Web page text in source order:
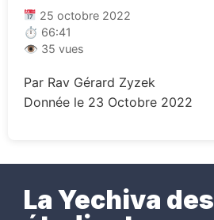
25 octobre 2022
⏱ 66:41
👁 35 vues
Par Rav Gérard Zyzek
Donnée le 23 Octobre 2022
La Yechiva des